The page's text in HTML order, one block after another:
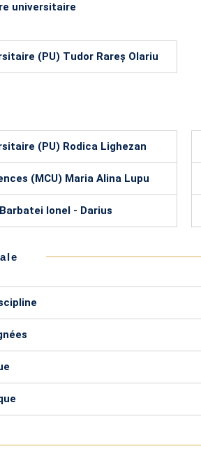
universitaire
(PU) Tudor Rareș Olariu
(PU) Rodica Lighezan
(MCU) Maria Alina Lupu
Ionel - Darius